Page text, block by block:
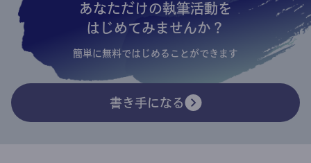
あなただけの執筆活動を
はじめてみませんか？
簡単に無料ではじめることができます
書き手になる